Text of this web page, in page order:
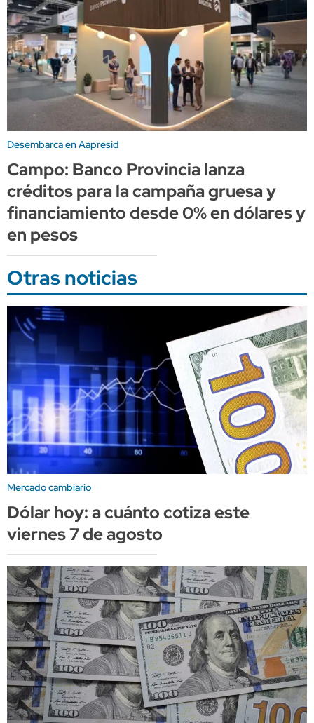
Desembarca en Aapresid
Campo: Banco Provincia lanza
créditos para la campaña gruesa y
financiamiento desde 0% en dólares y
en pesos
Otras noticias
Mercado cambiario
Dólar hoy: a cuánto cotiza este
viernes 7 de agosto